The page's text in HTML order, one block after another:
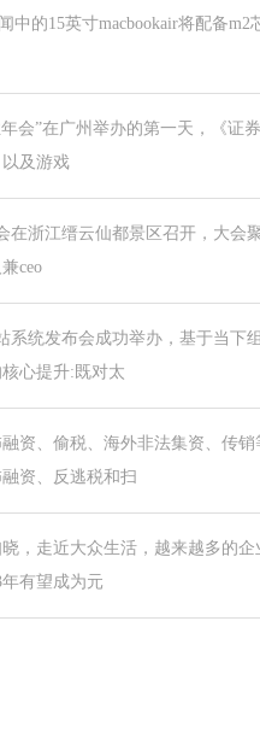
中的15英寸macbookair将配备
会”在广州举办的第一天，《证
及游戏
在浙江缙云仙都景区召开，大会
ceo
系统发布会成功举办，基于当下
心提升:既对太
资、偷税、海外非法集资、传
资、反逃税和扫
，走近大众生活，越来越多的
有望成为元